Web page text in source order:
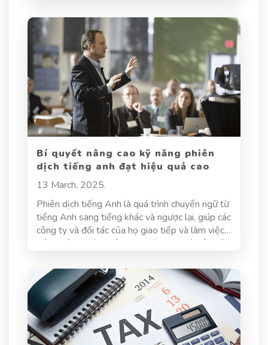
năng chuyên môn vững vàng không chỉ giúp họ
vượt qua những thách thức ngôn ngữ mà còn
tạo nên sự khác biệt trong chất lượng dịch
thuật. Bài viết này sẽ giới thiệu 8 kỹ năng phiên
dịch tiếng Hàn thiết yếu mà mỗi phiên dịch viên
giỏi cần có.
Bí quyết nâng cao kỹ năng phiên
dịch tiếng anh đạt hiệu quả cao
13 March, 2025.
Phiên dịch tiếng Anh là quá trình chuyển ngữ từ
tiếng Anh sang tiếng khác và ngược lại, giúp các
công ty và đối tác của họ giao tiếp và làm việc
hiệu quả. Người phiên dịch đóng vai trò cầu nối
còn cả ý nghĩa và cảm xúc của người nói. Đây là
một công việc đầy thách thức, đòi hỏi người
phiên dịch phải có kiến thức ngôn ngữ vững
chắc, am hiểu văn hóa, cùng với kỹ năng tư duy
logic và sáng tạo. Vậy làm thế nào để nâng cao
kỹ năng phiên dịch tiếng Anh, đạt hiệu quả cao